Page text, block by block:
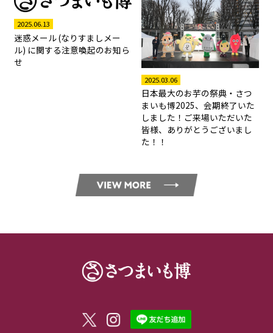
2025.06.13
迷惑メール (なりすましメー
ル) に関する注意喚起のお知ら
せ
2025.03.06
日本最大のお芋の祭典・さつ
まいも博2025、会期終了いた
しました！ご来場いただいた
皆様、ありがとうございまし
た！！